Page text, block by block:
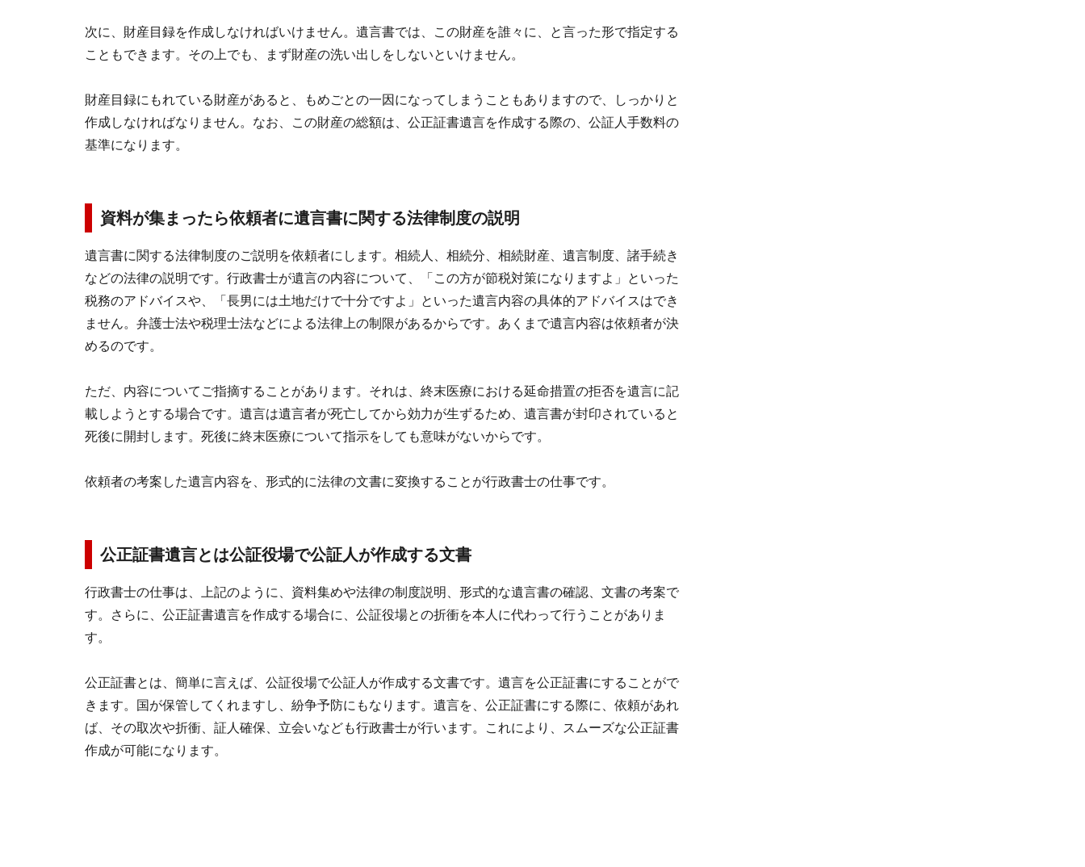
次に、財産目録を作成しなければいけません。遺言書では、この財産を誰々に、と言った形で指定する
こともできます。その上でも、まず財産の洗い出しをしないといけません。
財産目録にもれている財産があると、もめごとの一因になってしまうこともありますので、しっかりと
作成しなければなりません。なお、この財産の総額は、公正証書遺言を作成する際の、公証人手数料の
基準になります。
資料が集まったら依頼者に遺言書に関する法律制度の説明
遺言書に関する法律制度のご説明を依頼者にします。相続人、相続分、相続財産、遺言制度、諸手続き
などの法律の説明です。行政書士が遺言の内容について、「この方が節税対策になりますよ」といった
税務のアドバイスや、「長男には土地だけで十分ですよ」といった遺言内容の具体的アドバイスはでき
ません。弁護士法や税理士法などによる法律上の制限があるからです。あくまで遺言内容は依頼者が決
めるのです。
ただ、内容についてご指摘することがあります。それは、終末医療における延命措置の拒否を遺言に記
載しようとする場合です。遺言は遺言者が死亡してから効力が生ずるため、遺言書が封印されていると
死後に開封します。死後に終末医療について指示をしても意味がないからです。
依頼者の考案した遺言内容を、形式的に法律の文書に変換することが行政書士の仕事です。
公正証書遺言とは公証役場で公証人が作成する文書
行政書士の仕事は、上記のように、資料集めや法律の制度説明、形式的な遺言書の確認、文書の考案で
す。さらに、公正証書遺言を作成する場合に、公証役場との折衝を本人に代わって行うことがありま
す。
公正証書とは、簡単に言えば、公証役場で公証人が作成する文書です。遺言を公正証書にすることがで
きます。国が保管してくれますし、紛争予防にもなります。遺言を、公正証書にする際に、依頼があれ
ば、その取次や折衝、証人確保、立会いなども行政書士が行います。これにより、スムーズな公正証書
作成が可能になります。